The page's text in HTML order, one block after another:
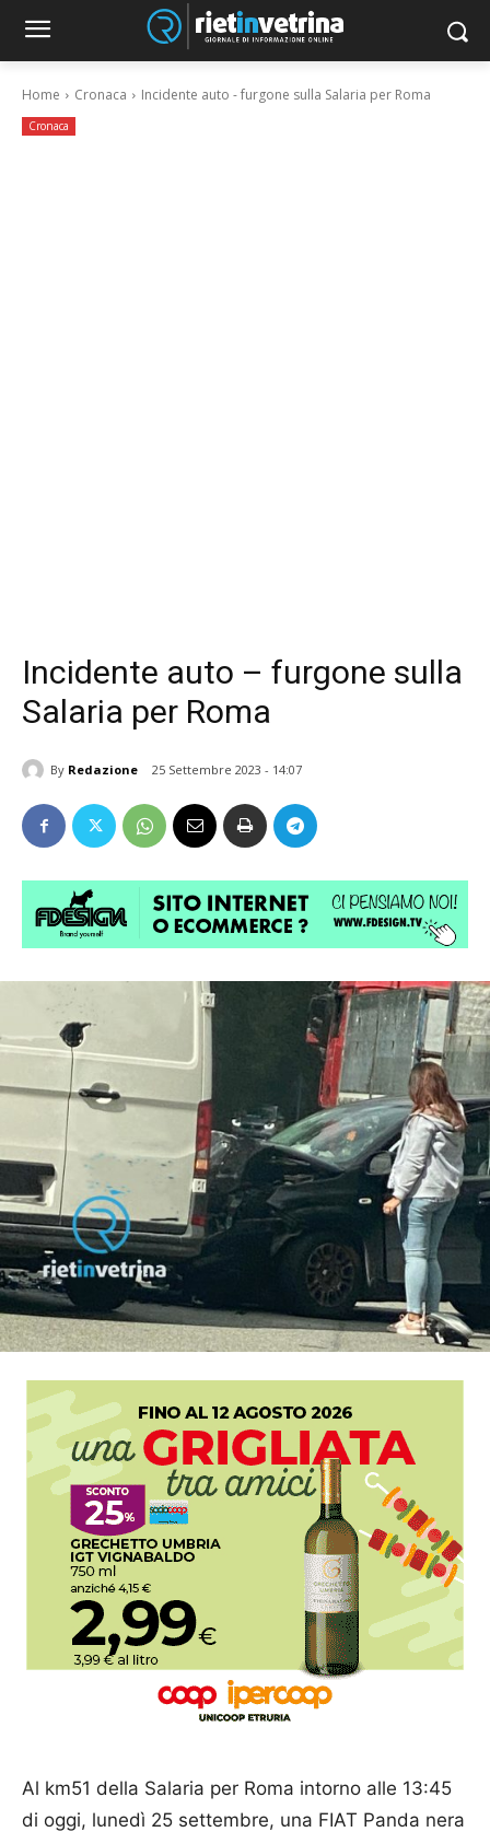
Home Cronaca Incidente auto - furgone sulla Salaria per Roma
Cronaca
Incidente auto – furgone sulla
Salaria per Roma
By Redazione 25 Settembre 2023 - 14:07
Al km51 della Salaria per Roma intorno alle 13:45
di oggi, lunedì 25 settembre, una FIAT Panda nera